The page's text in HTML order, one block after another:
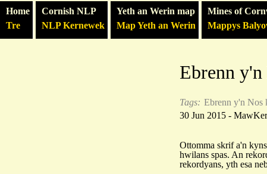
Home
Tre
Cornish NLP
NLP Kernewek
Yeth an Werin map
Map Yeth an Werin
Mines of
Mappys
Ebrenn
Tags: Ebrenn y'n Nos
30 Jun 2015 -
Ottomma skrif a'n
hwilans spas. An
rekordyans, yth esa